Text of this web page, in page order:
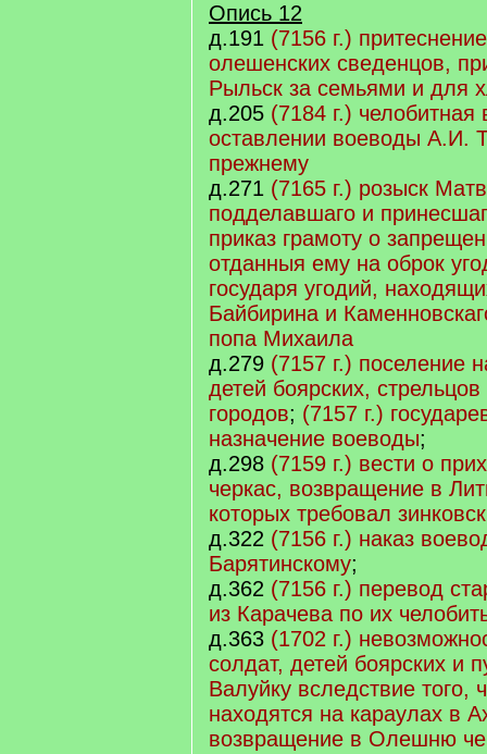
Опись 12
д.191 (7156 г.)
олешенских сведенцов,
Рыльск за семьями и для
д.205 (7184 г.)
оставлении воеводы А.И.
прежнему
д.271 (7165 г.) розыск
подделавшаго и
приказ грамоту о
отданныя ему на оброк
государя угодий,
Байбирина и
попа Михаила
д.279 (7157 г.) поселение
детей боярских,
городов; (7157 г.)
назначение воеводы;
д.298 (7159 г.) вести о
черкас, возвращение в
которых требовал
д.322 (7156 г.) наказ
Барятинскому;
д.362 (7156 г.) перевод
из Карачева по их
д.363 (1702 г.)
солдат, детей боярских и
Валуйку вследствие того,
находятся на караулах в
возвращение в Олешню